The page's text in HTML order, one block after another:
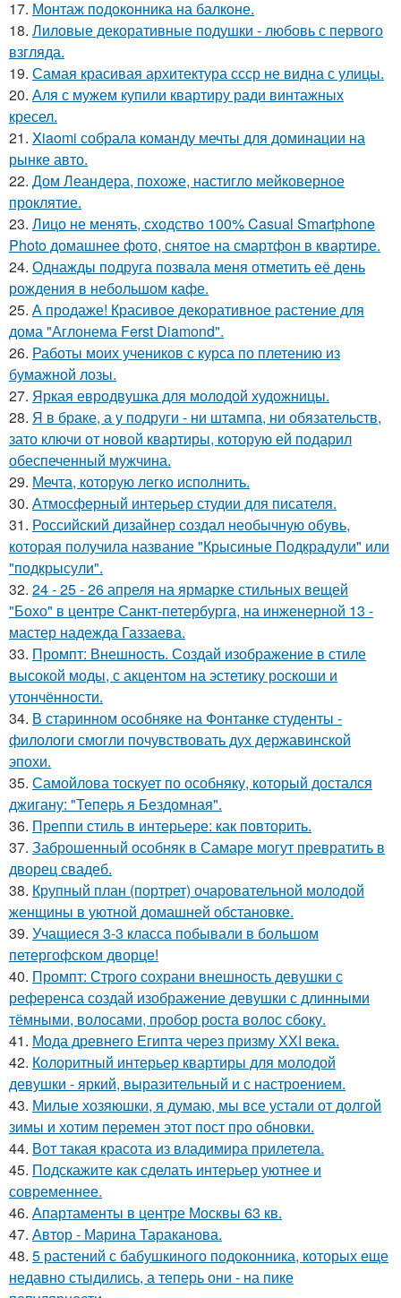
17. Монтаж пoдoкoнника на балкoне.
18. Лиловые декоративные подушки - любовь с первого
взгляда.
19. Самая красивая архитектура ссср не видна с улицы.
20. Аля с мужем купили квартиру ради винтажных
кресел.
21. Xiaomi собрала команду мечты для доминации на
рынке авто.
22. Дом Леандера, похоже, настигло мейковерное
проклятие.
23. Лицо не менять, сходство 100% Casual Smartphone
Photo домашнее фото, снятое на смартфон в квартире.
24. Однажды подруга позвала меня отметить её день
рождения в небольшом кафе.
25. А продаже! Красивое декоративное растение для
дома "Аглонема Ferst Diamond".
26. Работы моих учеников с курса по плетению из
бумажной лозы.
27. Яркая евродвушка для молодой художницы.
28. Я в браке, а у подруги - ни штампа, ни обязательств,
зато ключи от новой квартиры, которую ей подарил
обеспеченный мужчина.
29. Мечта, которую легко исполнить.
30. Атмосферный интерьер студии для писателя.
31. Российский дизайнер создал необычную обувь,
которая получила название "Крысиные Подкрадули" или
"подкрысули".
32. 24 - 25 - 26 апреля на ярмарке стильных вещей
"Бохо" в центре Санкт-петербурга, на инженерной 13 -
мастер надежда Газзаева.
33. Промпт: Внешность. Создай изображение в стиле
высокой моды, с акцентом на эстетику роскоши и
утончённости.
34. В старинном особняке на Фонтанке студенты -
филологи смогли почувствовать дух державинской
эпохи.
35. Самойлова тоскует по особняку, который достался
джигану: "Теперь я Бездомная".
36. Преппи стиль в интерьере: как повторить.
37. Заброшенный особняк в Самаре могут превратить в
дворец свадеб.
38. Крупный план (портрет) очаровательной молодой
женщины в уютной домашней обстановке.
39. Учащиеся 3-3 класса побывали в большом
петергофском дворце!
40. Промпт: Строго сохрани внешность девушки с
референса создай изображение девушки с длинными
тёмными, волосами, пробор роста волос сбоку.
41. Мода древнего Египта через призму ХХI века.
42. Колоритный интерьер квартиры для молодой
девушки - яркий, выразительный и с настроением.
43. Милые хозяюшки, я думаю, мы все устали от долгой
зимы и хотим перемен этот пост про обновки.
44. Вот такая красота из владимира прилетела.
45. Подскажите как сделать интерьер уютнее и
современнее.
46. Апартаменты в центре Москвы 63 кв.
47. Автор - Марина Тараканова.
48. 5 растений с бабушкиного подоконника, которых еще
недавно стыдились, а теперь они - на пике